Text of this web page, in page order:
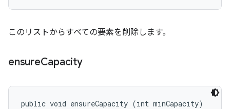
このリストからすべての要素を削除します。
ensureCapacity
public void ensureCapacity (int minCapacity)